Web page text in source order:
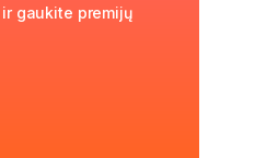
gaukite premijų